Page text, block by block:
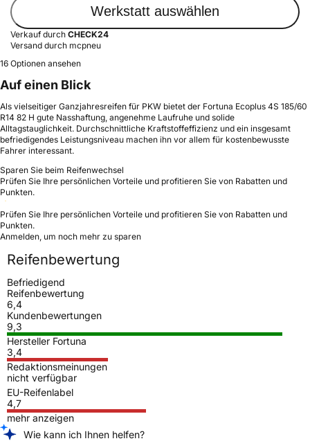
Werkstatt auswählen
Verkauf durch CHECK24
Versand durch mcpneu
16 Optionen ansehen
Auf einen Blick
Als vielseitiger Ganzjahresreifen für PKW bietet der Fortuna Ecoplus 4S 185/60
R14 82 H gute Nasshaftung, angenehme Laufruhe und solide
Alltagstauglichkeit. Durchschnittliche Kraftstoffeffizienz und ein insgesamt
befriedigendes Leistungsniveau machen ihn vor allem für kostenbewusste
Fahrer interessant.
Sparen Sie beim Reifenwechsel
Prüfen Sie Ihre persönlichen Vorteile und profitieren Sie von Rabatten und
Punkten.
Prüfen Sie Ihre persönlichen Vorteile und profitieren Sie von Rabatten und
Punkten.
Anmelden, um noch mehr zu sparen
Reifenbewertung
Befriedigend
Reifenbewertung
6,4
Kundenbewertungen
9,3
Hersteller Fortuna
3,4
Redaktionsmeinungen
nicht verfügbar
EU-Reifenlabel
4,7
mehr anzeigen
Wie kann ich Ihnen helfen?